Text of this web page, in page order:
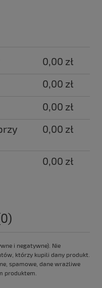
0,00 zł
0,00 zł
0,00 zł
0,00 zł
0,00 zł
i negatywne). Nie
którzy kupili dany produkt.
spamowe, dane wrażliwe
produktem.